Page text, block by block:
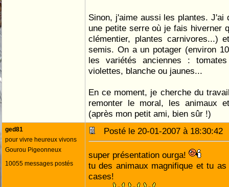
Sinon, j'aime aussi les plantes. J'ai
une petite serre où je fais hiverner
clémentier, plantes carnivores...)
semis. On a un potager (environ
les variétés anciennes :
violettes, blanche ou jaunes...
En ce moment, je cherche du
remonter le moral, les animaux
(après mon petit ami, bien sûr !)
ged81
pour vivre heureux vivons
Gourou Pigeonneux
10055 messages postés
Posté le 20-01-2007 à
super présentation ourga!
tu des animaux magnifique et tu
cases!